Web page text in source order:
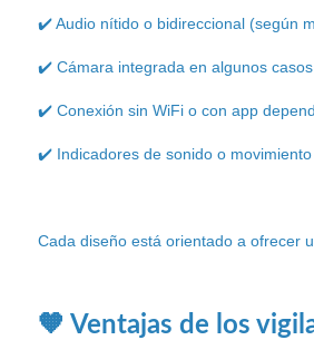
✔️ Audio nítido o bidireccional (según
✔️ Cámara integrada en algunos casos
✔️ Conexión sin WiFi o con app
✔️ Indicadores de sonido o
Cada diseño está orientado a ofrecer
🧡 Ventajas de los